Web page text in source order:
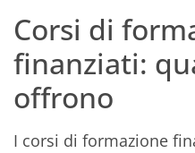
Corsi di
finanziati:
offrono
I corsi di formazione